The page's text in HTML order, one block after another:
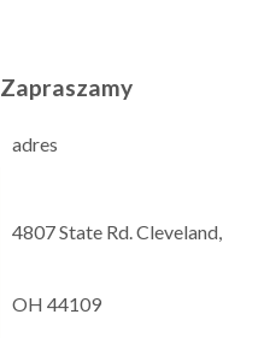
Zapraszamy
adres
4807 State Rd. Cleveland,
OH 44109